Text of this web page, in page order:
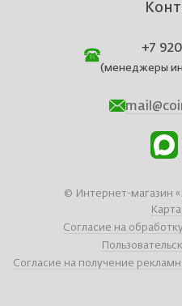
+7 920
(менеджеры
© Интернет-магазин
Согласие на
Согласие на получение